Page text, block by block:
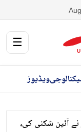
☰
ویڈیوز
آئین شکنی کی،